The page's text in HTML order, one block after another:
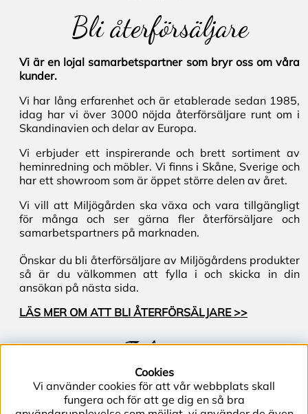
Bli återförsäljare
Vi är en lojal samarbetspartner som bryr oss om våra
kunder.
Vi har lång erfarenhet och är etablerade sedan 1985,
idag har vi över 3000 nöjda återförsäljare runt om i
Skandinavien och delar av Europa.
Vi erbjuder ett inspirerande och brett sortiment av
heminredning och möbler. Vi finns i Skåne, Sverige och
har ett showroom som är öppet större delen av året.
Vi vill att Miljögården ska växa och vara tillgängligt
för många och ser gärna fler återförsäljare och
samarbetspartners på marknaden.
Önskar du bli återförsäljare av Miljögårdens produkter
så är du välkommen att fylla i och skicka in din
ansökan på nästa sida.
LÄS MER OM ATT BLI ÅTERFÖRSÄLJARE >>
Följ oss
Cookies
Vi använder cookies för att vår webbplats skall
fungera och för att ge dig en så bra